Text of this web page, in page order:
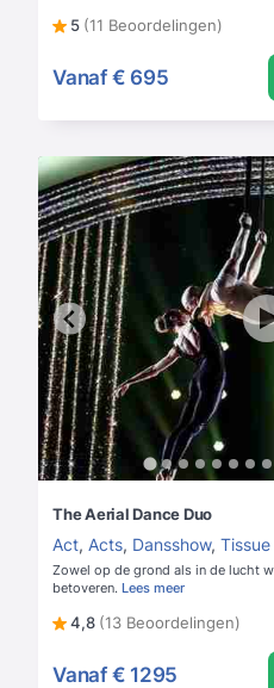
5 (11 Beoordelingen)
Vanaf € 695
The Aerial Dance Duo
Act, Acts, Dansshow,
Zowel op de grond als in de lucht
betoveren. Lees meer
4,8 (13 Beoordelingen)
Vanaf € 1295